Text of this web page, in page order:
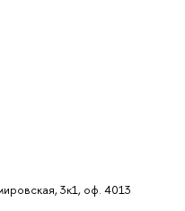
3к1, оф. 4013